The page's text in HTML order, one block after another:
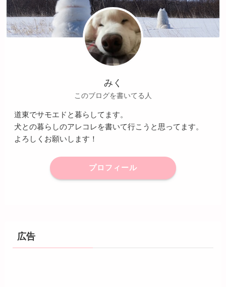
みく
このブログを書いてる人
道東でサモエドと暮らしてます。
犬との暮らしのアレコレを書いて行こうと思ってます。
よろしくお願いします！
プロフィール
広告